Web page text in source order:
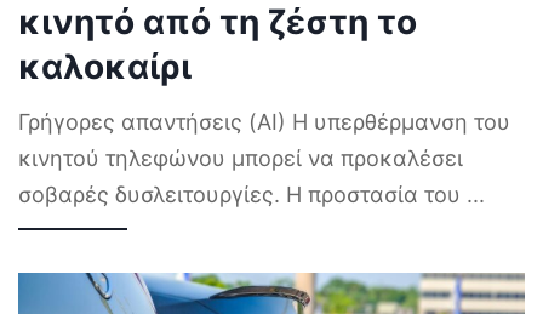
κινητό από τη ζέστη το
καλοκαίρι
Γρήγορες απαντήσεις (AI) Η υπερθέρμανση του
κινητού τηλεφώνου μπορεί να προκαλέσει
σοβαρές δυσλειτουργίες. Η προστασία του ...